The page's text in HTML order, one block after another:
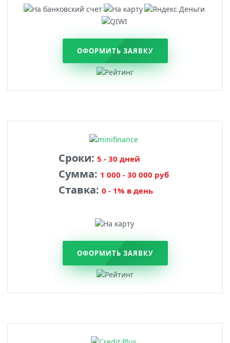
ОФОРМИТЬ ЗАЯВКУ
Сроки: 5 - 30 дней
Сумма: 1 000 - 30 000 руб
Ставка: 0 - 1% в день
ОФОРМИТЬ ЗАЯВКУ